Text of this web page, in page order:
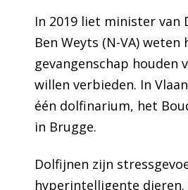
In 2019 liet minister van
Ben Weyts (N-VA) weten
gevangenschap houden
willen verbieden. In
één dolfinarium, het
in Brugge.
Dolfijnen zijn
hyperintelligente